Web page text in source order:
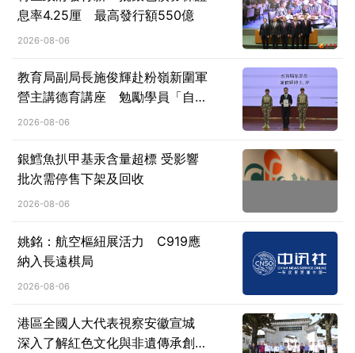
息率4.25厘 最高發行額550億
2026-08-06
教育局副局長施俊輝赴粉嶺新圍軍
營主講德育講座 勉勵學員「自律
前行、砥礪堅韌、心繫家國」
2026-08-06
銀鱈魚扒甲基汞含量超標 受影響
批次需停售下架及回收
2026-08-06
姚銘：航空樞紐展活力 C919應
納入長遠棋局
2026-08-06
港區全國人大代表視察安徽宣城
深入了解紅色文化與非遺傳承創新